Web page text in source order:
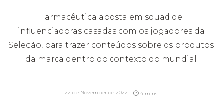
Relaciones Relaciones con inversionistas
Dermocosmética
Estamos Cimed
Vacantes disponibles
Contáctanos
Compre Agora
Farmacêutica aposta em squad de
influenciadoras casadas com os jogadores da
Seleção, para trazer conteúdos sobre os produtos
da marca dentro do contexto do mundial
22 de November de 2022 4 mins